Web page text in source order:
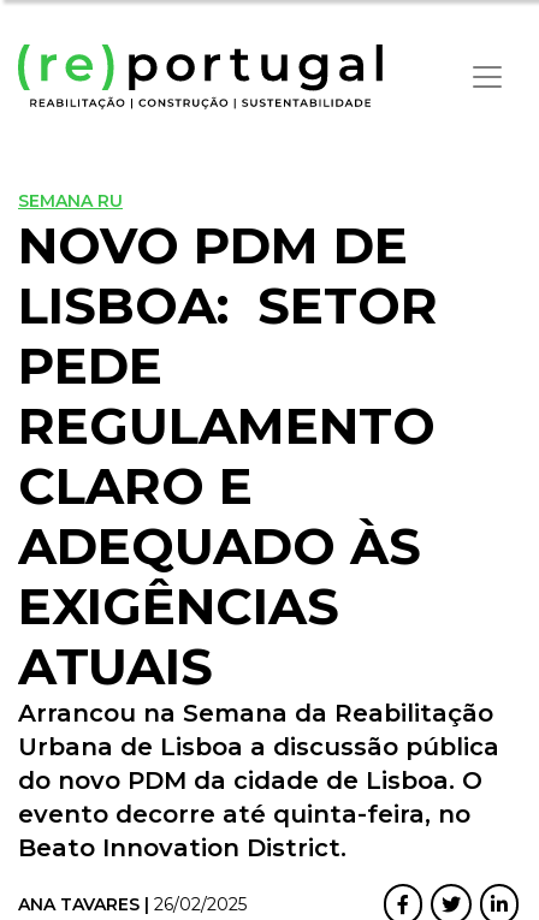
SEMANA RU
NOVO PDM DE
LISBOA: SETOR
PEDE
REGULAMENTO
CLARO E
ADEQUADO ÀS
EXIGÊNCIAS
ATUAIS
Arrancou na Semana da Reabilitação
Urbana de Lisboa a discussão pública
do novo PDM da cidade de Lisboa. O
evento decorre até quinta-feira, no
Beato Innovation District.
ANA TAVARES | 26/02/2025